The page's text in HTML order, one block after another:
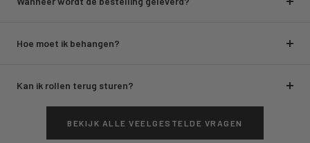
Hoe moet ik behangen?
Kan ik rollen terug sturen?
BEKIJK ALLE VEELGESTELDE VRAGEN